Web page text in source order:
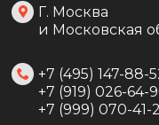
Г. Москва
и Московская
+7 (495) 147-88-
+7 (919) 026-64-
+7 (999) 070-41-